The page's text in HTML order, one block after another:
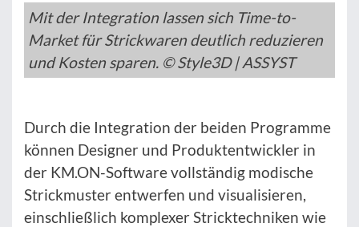
Mit der Integration lassen sich Time-to-
Market für Strickwaren deutlich reduzieren
und Kosten sparen. © Style3D | ASSYST
Durch die Integration der beiden Programme
können Designer und Produktentwickler in
der KM.ON-Software vollständig modische
Strickmuster entwerfen und visualisieren,
einschließlich komplexer Stricktechniken wie